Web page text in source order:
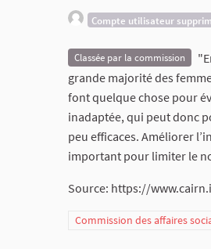
Compte utilisateur
Classée par la commission
grande majorité des
font quelque chose pour
inadaptée, qui peut donc
peu efficaces. Améliorer
important pour limiter le
Source: https://
Commission des affaires